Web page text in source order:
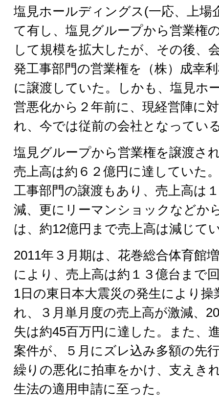
塩見ホールディングス(一応、上場
て有し、塩見グループから営業権
して規模を拡大したが、その後、
発工事部門の営業権を（株）成幸
に譲渡していた。しかも、塩見ホ
営悪化から２年前に、現経営陣に
れ、今では従前の会社となってい
塩見グループから営業権を譲渡さ
売上高は約６２億円に達していた
工事部門の譲渡もあり、売上高は
減、更にリーマンショックなどか
は、約12億円まで売上高は減じて
2011年３月期は、花巻総合体育館
により、売上高は約１３億台まで
1日の東日本大震災の発生により
れ、３月単月度の売上高が激減、
失は約45百万円に達した。また、
案件が、５月にズレ込み多額の先
繰りの悪化に拍車をかけ、支えき
生法の適用申請に至った。